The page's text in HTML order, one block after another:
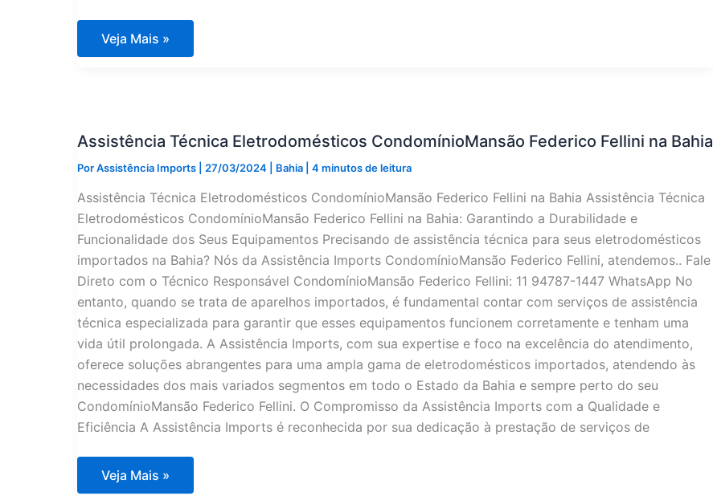
Assistência
Técnica
na
Veja Mais »
Assistência Técnica Eletrodomésticos CondomínioMansão Federico Fellini na Bahia
PorAssistência Imports 27/03/2024 Bahia 4 minutos de leitura
Assistência Técnica Eletrodomésticos CondomínioMansão Federico Fellini na Bahia Assistência Técnica
Eletrodomésticos CondomínioMansão Federico Fellini na Bahia: Garantindo a Durabilidade e
Funcionalidade dos Seus Equipamentos Precisando de assistência técnica para seus eletrodomésticos
importados na Bahia? Nós da Assistência Imports CondomínioMansão Federico Fellini, atendemos.. Fale
Direto com o Técnico Responsável CondomínioMansão Federico Fellini: 11 94787-1447 WhatsApp No
entanto, quando se trata de aparelhos importados, é fundamental contar com serviços de assistência
técnica especializada para garantir que esses equipamentos funcionem corretamente e tenham uma
vida útil prolongada. A Assistência Imports, com sua expertise e foco na excelência do atendimento,
oferece soluções abrangentes para uma ampla gama de eletrodomésticos importados, atendendo às
necessidades dos mais variados segmentos em todo o Estado da Bahia e sempre perto do seu
CondomínioMansão Federico Fellini. O Compromisso da Assistência Imports com a Qualidade e
Eficiência A Assistência Imports é reconhecida por sua dedicação à prestação de serviços de
Assistência
Técnica
Veja Mais »